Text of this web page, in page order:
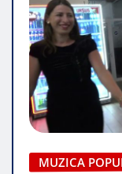
MUZICA